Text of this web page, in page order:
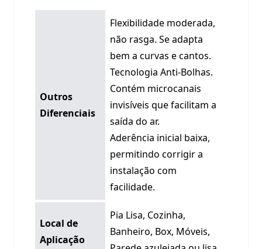
Outros
Diferenciais
Flexibilidade moderada,
não rasga. Se adapta
bem a curvas e cantos.
Tecnologia Anti-Bolhas.
Contém microcanais
invisíveis que facilitam a
saída do ar.
Aderência inicial baixa,
permitindo corrigir a
instalação com
facilidade.
Local de
Aplicação
Pia Lisa, Cozinha,
Banheiro, Box, Móveis,